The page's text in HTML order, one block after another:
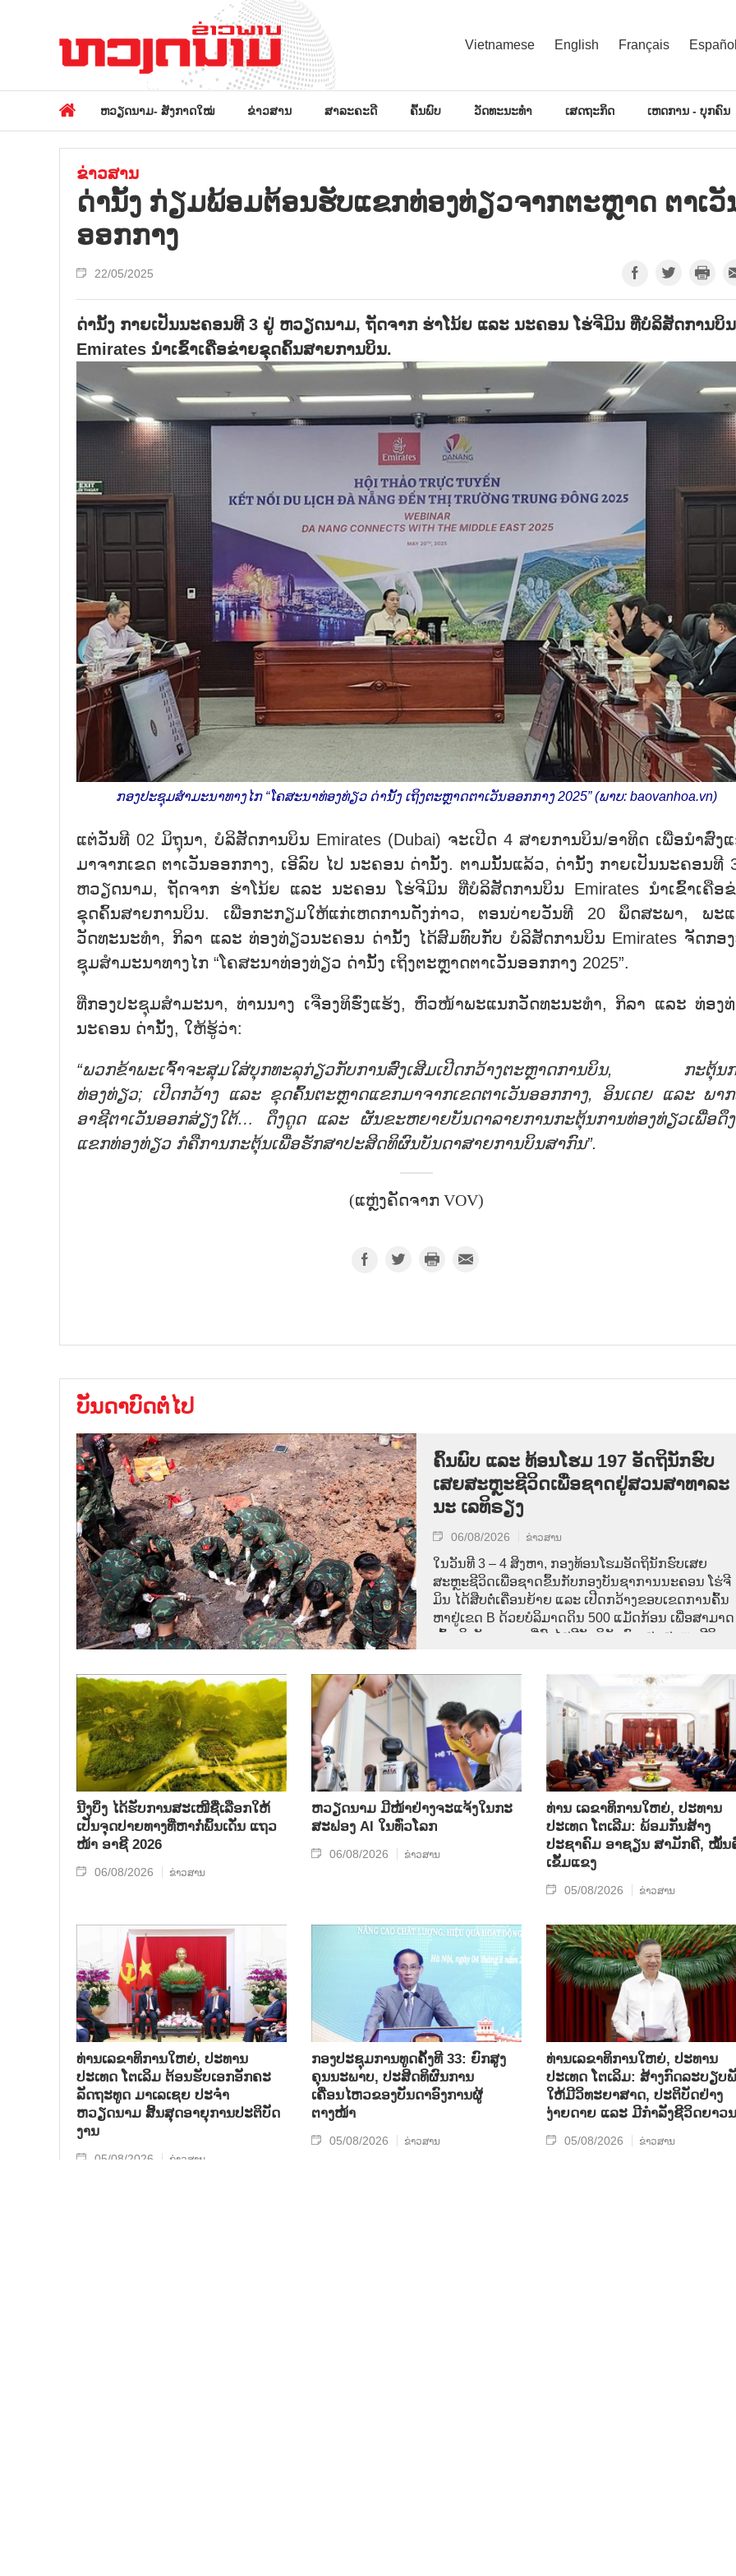
Vietnamese English Français
ຫວຽດນາມ- ສັງກາດໃໝ່ ຂ່າວສານ ສາລະຄະດີ ຄົ້ນພົບ ວັດທະນະທຳ ເສດຖະກິດ ເຫດການ - ບຸກຄົນ
ຂ່າວສານ
ດ່ານັ້ງ ກ່ຽມພ້ອມຕ້ອນຮັບແຂກທ່ອງທ່ຽວຈາກຕະຫຼາດ ຕາເວັ
ອອກກາງ
22/05/2025
ດ່ານັ້ງ ກາຍເປັນນະຄອນທີ 3 ຢູ່ ຫວຽດນາມ, ຖັດຈາກ ຮ່າໂນ້ຍ ແລະ ນະຄອນ ໂຮ່ຈີມິນ ທີ່ບໍລິສັດການບິນ
Emirates ນຳເຂົ້າເຄືອຂ່າຍຂຸດຄົ້ນສາຍການບິນ.
ກອງປະຊຸມສຳມະນາທາງໄກ “ໂຄສະນາທ່ອງທ່ຽວ ດ່ານັ້ງ ເຖິງຕະຫຼາດຕາເວັນອອກກາງ 2025” (ພາບ: baovanhoa.vn)
ແຕ່ວັນທີ 02 ມິຖຸນາ, ບໍລິສັດການບິນ Emirates (Dubai) ຈະເປີດ 4 ສາຍການບິນ/ອາທິດ ເພື່ອນຳສົ່ງ
ມາຈາກເຂດ ຕາເວັນອອກກາງ, ເອີລົບ ໄປ ນະຄອນ ດ່ານັ້ງ. ຕາມນັ້ນແລ້ວ, ດ່ານັ້ງ ກາຍເປັນນະຄອນທີ
ຫວຽດນາມ, ຖັດຈາກ ຮ່າໂນ້ຍ ແລະ ນະຄອນ ໂຮ່ຈີມິນ ທີ່ບໍລິສັດການບິນ Emirates ນຳເຂົ້າເຄືອ
ຂຸດຄົ້ນສາຍການບິນ. ເພື່ອກະກຽມໃຫ້ແກ່ເຫດການດັ່ງກ່າວ, ຕອນບ່າຍວັນທີ 20 ພຶດສະພາ, ພະ
ວັດທະນະທຳ, ກິລາ ແລະ ທ່ອງທ່ຽວນະຄອນ ດ່ານັ້ງ ໄດ້ສົມທົບກັບ ບໍລິສັດການບິນ Emirates ຈັດກອ
ຊຸມສຳມະນາທາງໄກ “ໂຄສະນາທ່ອງທ່ຽວ ດ່ານັ້ງ ເຖິງຕະຫຼາດຕາເວັນອອກກາງ 2025”.
ທີ່ກອງປະຊຸມສຳມະນາ, ທ່ານນາງ ເຈືອງທິຮົ່ງແຮ້ງ, ຫົວໜ້າພະແນກວັດທະນະທຳ, ກິລາ ແລະ ທ່ອງ
ນະຄອນ ດ່ານັ້ງ, ໃຫ້ຮູ້ວ່າ:
“ພວກຂ້າພະເຈົ້າຈະສຸມໃສ່ບຸກທະລຸກ່ຽວກັບການສົ່ງເສີມເປີດກວ້າງຕະຫຼາດການບິນ, ກະຕຸ້ນ
ທ່ອງທ່ຽວ; ເປີດກວ້າງ ແລະ ຂຸດຄົ້ນຕະຫຼາດແຂກມາຈາກເຂດຕາເວັນອອກກາງ, ອິນເດຍ ແລະ ພາ
ອາຊີຕາເວັນອອກສ່ຽງໃຕ້… ດຶງດູດ ແລະ ຜັນຂະຫຍາຍບັນດາລາຍການກະຕຸ້ນການທ່ອງທ່ຽວເພື່ອດຶ
ແຂກທ່ອງທ່ຽວ ກໍຄືການກະຕຸ້ນເພື່ອຮັກສາປະສິດທິຜົນບັນດາສາຍການບິນສາກົນ”.
(ແຫຼ່ງຄັດຈາກ VOV)
ບັນດາບົດຕໍ່ໄປ
ຄົ້ນ​ພົບ ແລະ ທ້ອນ​ໂຮມ 197 ອັດ​ຖິ​ນັກ​ຮົບ​
ເສຍ​ສະຫຼະ​ຊີ​ວິດ​ເພື່ອ​ຊາດ​ຢູ່​ສວນ​ສາ​ທາ​ລະ​
ນະ ເລ​ທິ​ຣຽງ
06/08/2026 ຂ່າວສານ
ໃນ​ວັນ​ທີ 3 – 4 ສິງ​ຫາ, ກອງ​ທ້ອນ​ໂຮມ​ອັດ​ຖິ​ນັກ​ຮົບ​ເສຍ​
ສະຫຼະ​ຊີ​ວິດ​ເພື່ອ​ຊາດ​ຂຶ້ນ​ກັບ​ກອງ​ບັນ​ຊາ​ການ​ນະ​ຄອນ ​ໂຮ່​ຈີ​
ມິນ ໄດ້​ສືບ​ຕໍ່​ເຄື່ອນ​ຍ້າຍ ແລະ ເປີດກວ້າງ​ຂອບ​ເຂດ​ການ​ຄົ້ນ​
ຫາຢູ່​ເຂດ B ດ້ວຍບໍລິມາດ​ດິນ 500 ແມັດ​ກ້ອນ ເພື່ອ​ສາມາດ
ເຂົ້າ​ເຖິງ​ບັນ​ດາ​ເຂດ​ທີ່​ສົງ​ໄສ​ມີ​ອັດ​ຖິ​ນັກ​ຮົບ​ເສຍ​ສະຫຼະ​ຊີ​ວິດ​
ນີງບິ່ງ ໄດ້ຮັບການສະເໜີຊື່ເລືອກໃຫ້
ເປັນຈຸດປາຍທາງທີ່ຫາກໍ່ພົ້ນເດັ່ນ ແຖວ
ໜ້າ ອາຊີ 2026
06/08/2026 ຂ່າວສານ
ຫວຽດນາມ ມີໜ້າຢ່າງຈະແຈ້ງໃນກະ
ສະຟອງ AI ໃນທົ່ວໂລກ
06/08/2026 ຂ່າວສານ
ທ່ານ ເລຂາທິການໃຫຍ່, ປະທານ
ປະເທດ ໂຕເລີມ: ພ້ອມກັນສ້າງ
ປະຊາຄົມ ອາຊຽນ ສາມັກຄີ, ໝັ້ນ
ເຂັ້ມແຂງ
05/08/2026 ຂ່າວສານ
ທ່ານເລຂາທິການໃຫຍ່, ປະທານ
ປະເທດ ໂຕເລິມ ຕ້ອນຮັບເອກອັກຄະ
ລັດຖະທູດ ມາເລເຊຍ ປະຈຳ
ຫວຽດນາມ ສິ້ນສຸດອາຍຸການປະຕິບັດ
ງານ
05/08/2026 ຂ່າວສານ
ກອງປະຊຸມການທູດຄັ້ງທີ 33: ຍົກສູງ
ຄຸນນະພາບ, ປະສິດທິຜົນການ
ເຄື່ອນໄຫວຂອງບັນດາອົງການຜູ້
ຕາງໜ້າ
05/08/2026 ຂ່າວສານ
ທ່ານເລຂາທິການໃຫຍ່, ປະທານ
ປະເທດ ໂຕເລິມ: ສ້າງກົດລະບຽບ
ໃຫ້ມີວິທະຍາສາດ, ປະຕິບັດຢ່າງ
ງ່າຍດາຍ ແລະ ມີກຳລັງຊີວິດຍາວ
05/08/2026 ຂ່າວສານ